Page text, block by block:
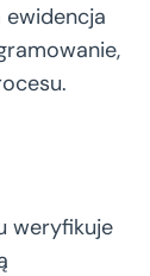
weryfikuje